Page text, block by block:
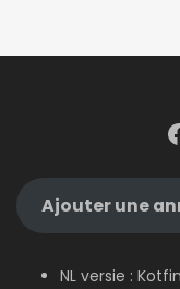
Ajouter une
NL versie :